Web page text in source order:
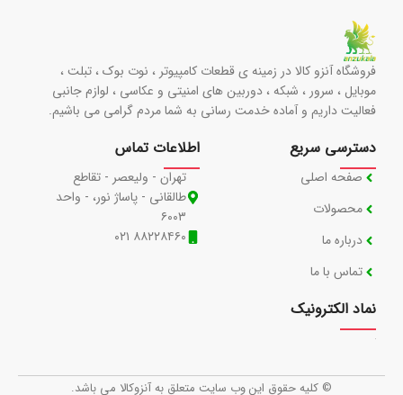
فروشگاه آنزو کالا در زمینه ی قطعات کامپیوتر ، نوت بوک ، تبلت ،
موبایل ، سرور ، شبکه ، دوربین های امنیتی و عکاسی ، لوازم جانبی
فعالیت داریم و آماده خدمت رسانی به شما مردم گرامی می باشیم.
دسترسی سریع
صفحه اصلی
محصولات
درباره ما
تماس با ما
اطلاعات تماس
تهران - ولیعصر - تقاطع
طالقانی - پاساژ نور، - واحد
۶۰۰۳
۸۸۲۲۸۴۶۰ ۰۲۱
نماد الکترونیک
© کلیه حقوق این وب سایت متعلق به آنزوکالا می باشد.